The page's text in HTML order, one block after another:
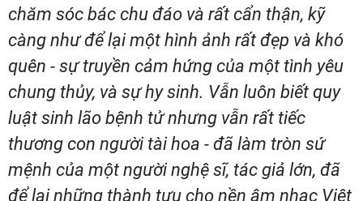
chăm sóc bác chu đáo và rất cẩn thận, kỹ
càng như để lại một hình ảnh rất đẹp và khó
quên - sự truyền cảm hứng của một tình yêu
chung thủy, và sự hy sinh. Vẫn luôn biết quy
luật sinh lão bệnh tử nhưng vẫn rất tiếc
thương con người tài hoa - đã làm tròn sứ
mệnh của một người nghệ sĩ, tác giả lớn, đã
để lại những thành tựu cho nền âm nhạc Việt